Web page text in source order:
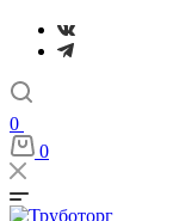
0
0